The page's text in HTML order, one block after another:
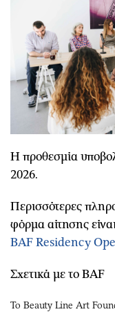
Η προθεσμία
2026.
Περισσότερες
φόρμα αίτησης
BAF Residency
Σχετικά με το BAF
Το Beauty Line Art